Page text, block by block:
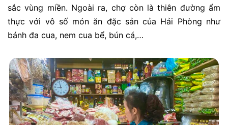
sắc vùng miền. Ngoài ra, chợ còn là thiên đường ẩm
thực với vô số món ăn đặc sản của Hải Phòng như
bánh đa cua, nem cua bể, bún cá,…